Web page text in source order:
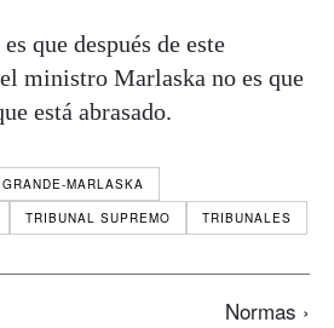
que después de este
ministro Marlaska no es que
está abrasado.
MARLASKA
TRIBUNAL SUPREMO TRIBUNALES
Normas ›